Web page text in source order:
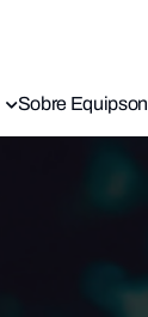
Sobre Equipson